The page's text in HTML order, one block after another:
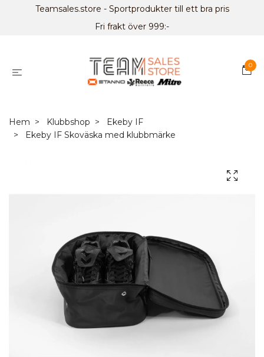
Teamsales.store - Sportprodukter till ett bra pris
Fri frakt över 999:-
0
Hem Klubbshop
Ekeby IF
Ekeby IF Skoväska med klubbmärke